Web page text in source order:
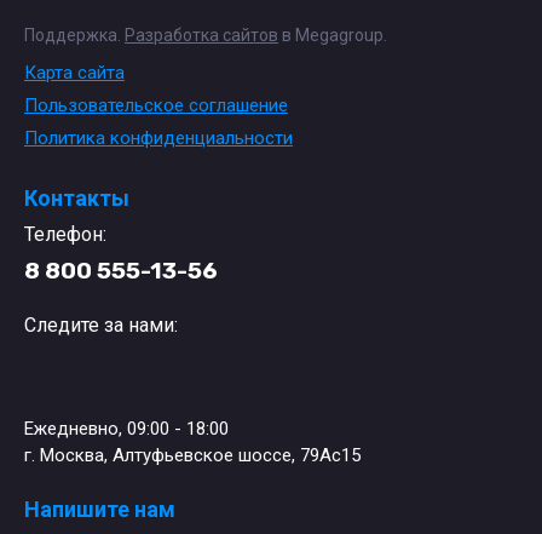
Поддержка. Разработка сайтов в Megagroup.
Карта сайта
Пользовательское соглашение
Политика конфиденциальности
Контакты
Телефон:
8 800 555-13-56
Следите за нами:
Ежедневно, 09:00 - 18:00
г. Москва, Алтуфьевское шоссе, 79Ас15
Напишите нам